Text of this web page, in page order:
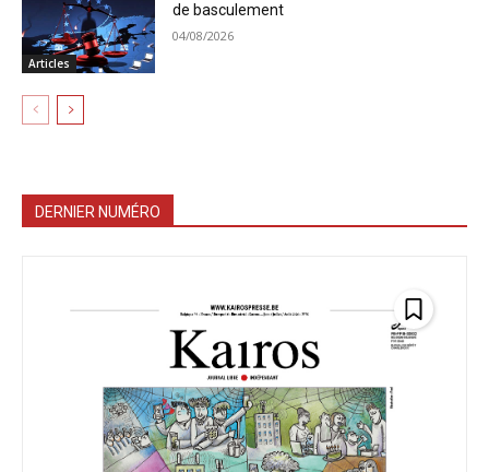
Articles
de basculement
04/08/2026
DERNIER NUMÉRO